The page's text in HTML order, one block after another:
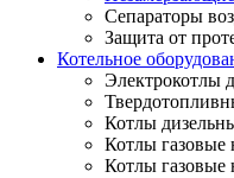
Сепараторы
Защита от
Котельное
Электрокотлы
Котлы
Котлы газовые
Котлы газовые